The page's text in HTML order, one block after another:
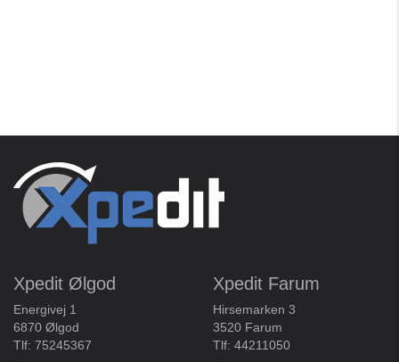
Xpedit Ølgod
Energivej 1
6870 Ølgod
Tlf: 75245367
Xpedit Farum
Hirsemarken 3
3520 Farum
Tlf: 44211050